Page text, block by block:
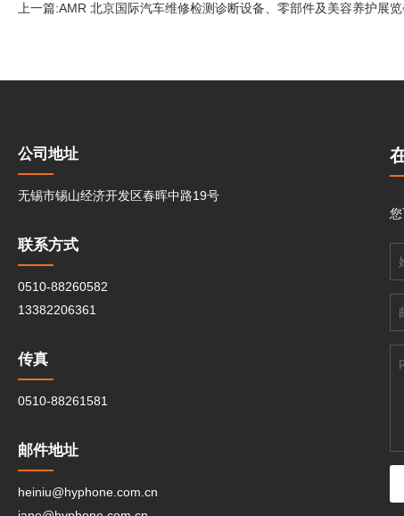
上一篇:AMR 北京国际汽车维修检测诊断设备、零部件及美容养护展览
公司地址
无锡市锡山经济开发区春晖中路19号
联系方式
0510-88260582
13382206361
传真
0510-88261581
邮件地址
heiniu@hyphone.com.cn